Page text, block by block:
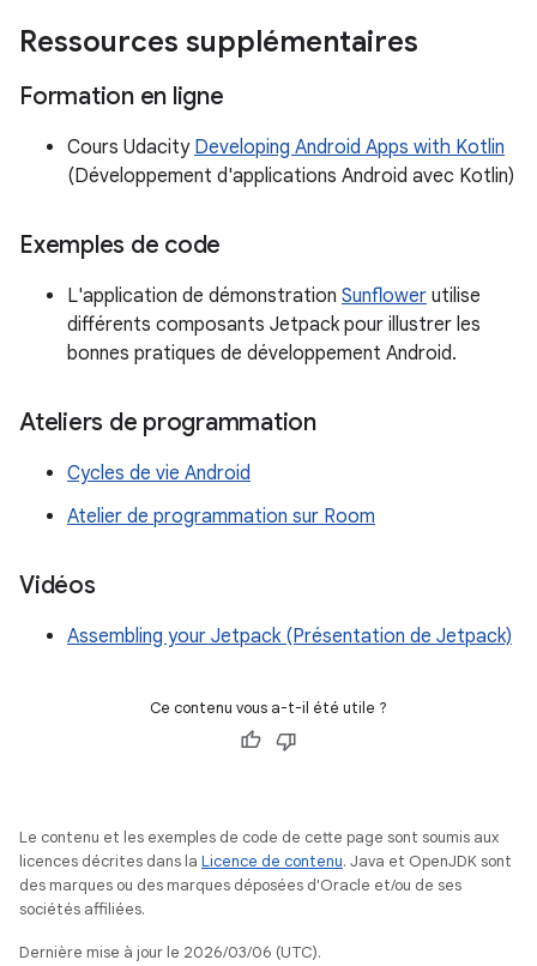
Ressources supplémentaires
Formation en ligne
Cours Udacity Developing Android Apps with Kotlin
(Développement d'applications Android avec Kotlin)
Exemples de code
L'application de démonstration Sunflower utilise
différents composants Jetpack pour illustrer les
bonnes pratiques de développement Android.
Ateliers de programmation
Cycles de vie Android
Atelier de programmation sur Room
Vidéos
Assembling your Jetpack (Présentation de Jetpack)
Ce contenu vous a-t-il été utile ?
Le contenu et les exemples de code de cette page sont soumis aux
licences décrites dans la Licence de contenu. Java et OpenJDK sont
des marques ou des marques déposées d'Oracle et/ou de ses
sociétés affiliées.
Dernière mise à jour le 2026/03/06 (UTC).